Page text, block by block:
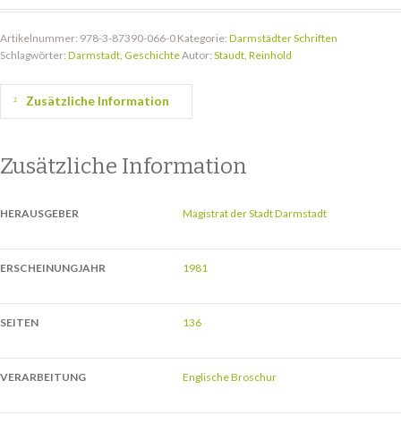
Artikelnummer: 978-3-87390-066-0 Kategorie: Darmstädter Schriften
Schlagwörter: Darmstadt, GeschichteAutor: Staudt, Reinhold
Zusätzliche Information
Zusätzliche Information
HERAUSGEBER Magistrat der Stadt Darmstadt
ERSCHEINUNGJAHR 1981
SEITEN 136
VERARBEITUNG Englische Broschur